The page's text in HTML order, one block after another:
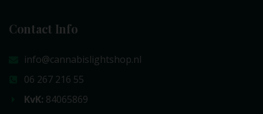
Contact Info
info@cannabislightshop.nl
06 267 216 55
KvK: 84065869